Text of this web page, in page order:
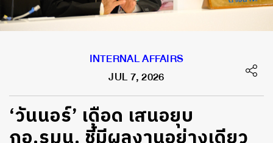
INTERNAL AFFAIRS
JUL 7, 2026
‘วันนอร์’ เดือด เสนอยุบ